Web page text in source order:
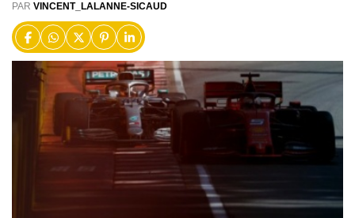
PAR VINCENT_LALANNE-SICAUD